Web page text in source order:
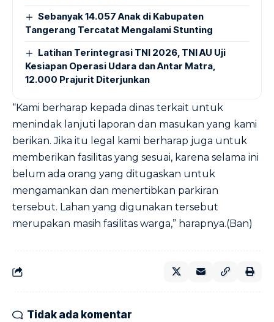
Sebanyak 14.057 Anak di Kabupaten
Tangerang Tercatat Mengalami Stunting
Latihan Terintegrasi TNI 2026, TNI AU Uji
Kesiapan Operasi Udara dan Antar Matra,
12.000 Prajurit Diterjunkan
“Kami berharap kepada dinas terkait untuk
menindak lanjuti laporan dan masukan yang kami
berikan. Jika itu legal kami berharap juga untuk
memberikan fasilitas yang sesuai, karena selama ini
belum ada orang yang ditugaskan untuk
mengamankan dan menertibkan parkiran
tersebut. Lahan yang digunakan tersebut
merupakan masih fasilitas warga,” harapnya.(Ban)
Tidak ada komentar